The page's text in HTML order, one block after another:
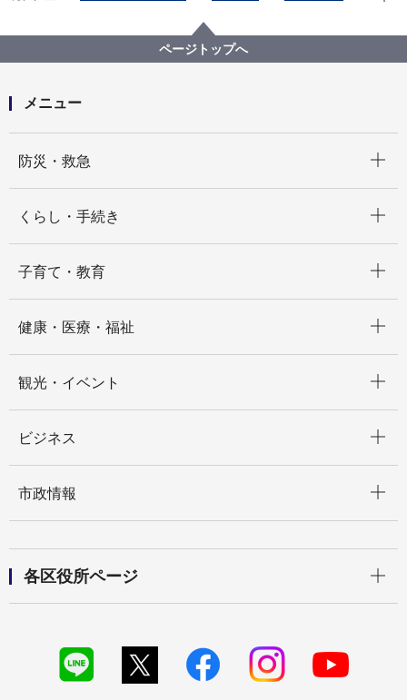
【入札結果掲載】【公募型指名競争入札】令和５年度
通訳・翻訳業務委託
ページトップへ
メニュー
防災・救急
くらし・手続き
子育て・教育
健康・医療・福祉
観光・イベント
ビジネス
市政情報
各区役所ページ